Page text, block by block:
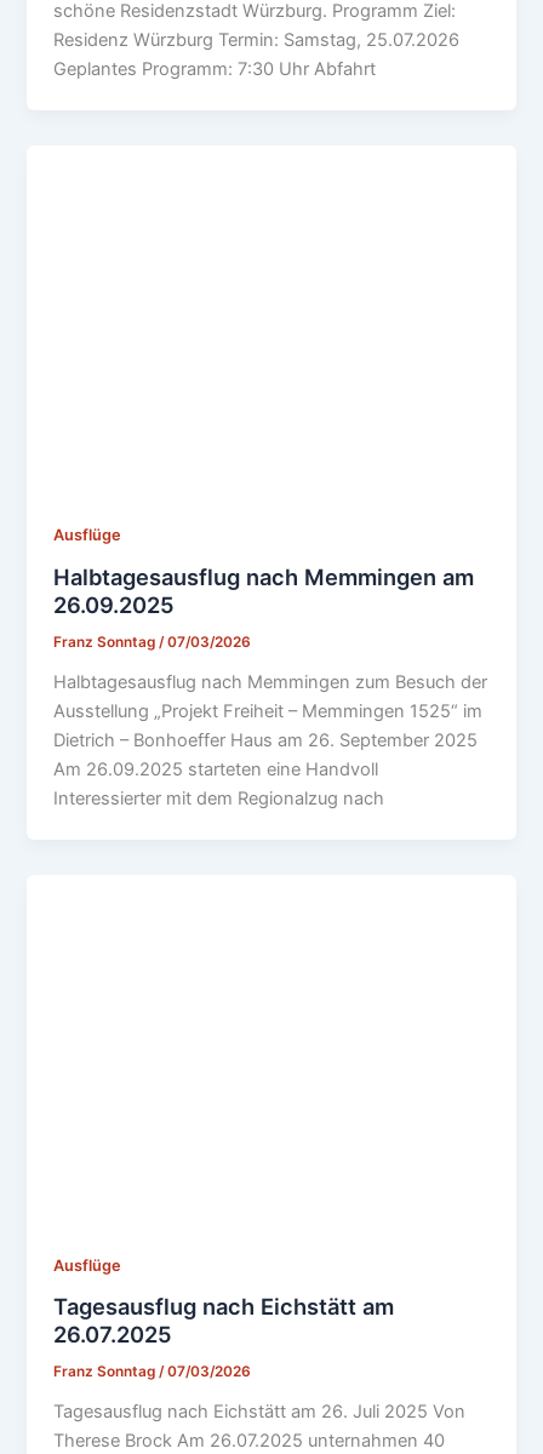
schöne Residenzstadt Würzburg. Programm Ziel:
Residenz Würzburg Termin: Samstag, 25.07.2026
Geplantes Programm: 7:30 Uhr Abfahrt
Ausflüge
Halbtagesausflug nach Memmingen am
26.09.2025
Franz Sonntag/07/03/2026
Halbtagesausflug nach Memmingen zum Besuch der
Ausstellung „Projekt Freiheit – Memmingen 1525“ im
Dietrich – Bonhoeffer Haus am 26. September 2025
Am 26.09.2025 starteten eine Handvoll
Interessierter mit dem Regionalzug nach
Ausflüge
Tagesausflug nach Eichstätt am
26.07.2025
Franz Sonntag/07/03/2026
Tagesausflug nach Eichstätt am 26. Juli 2025 Von
Therese Brock Am 26.07.2025 unternahmen 40